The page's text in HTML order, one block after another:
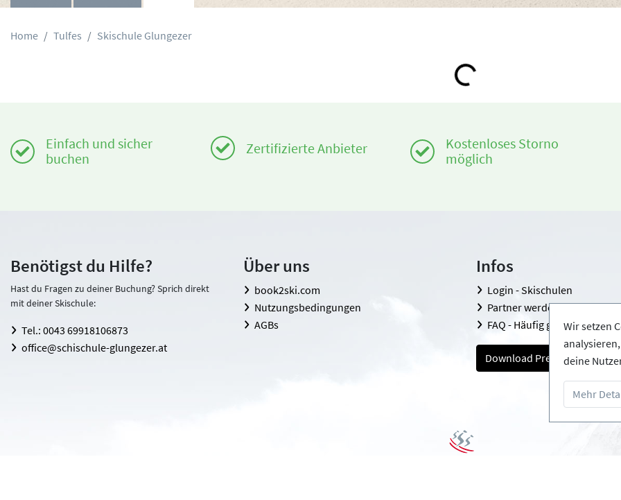
Home Tulfes Skischule Glungezer
Loading...
Einfach und sicher
buchen
Zertifizierte Anbieter
Kostenloses Storno
möglich
Benötigst du Hilfe?
Hast du Fragen zu deiner Buchung? Sprich direkt
mit deiner Skischule:
Tel.: 0043 69918106873
office@schischule-glungezer.at
Über uns
book2ski.com
Nutzungsbedingungen
AGBs
Infos
Login - Skischulen
Partner werden
FAQ - Häufig gestellte Fragen
Download Pressemappe
Wir setzen
deine
Mehr